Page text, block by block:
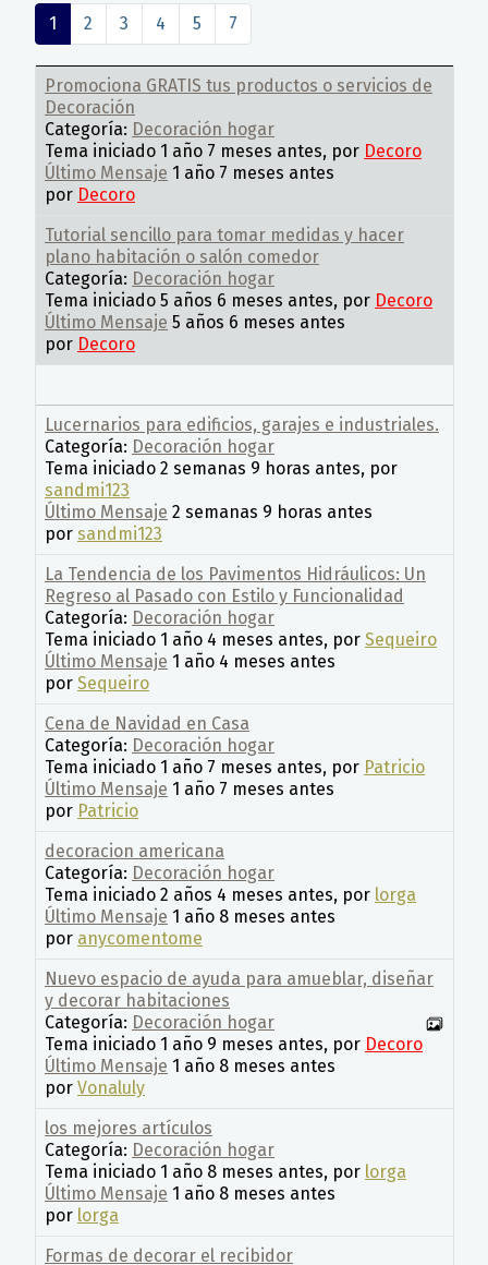
1 2 3 4 5 7
Promociona GRATIS tus productos o servicios de
Decoración
Categoría: Decoración hogar
Tema iniciado 1 año 7 meses antes, por Decoro
Último Mensaje 1 año 7 meses antes
por Decoro
Tutorial sencillo para tomar medidas y hacer
plano habitación o salón comedor
Categoría: Decoración hogar
Tema iniciado 5 años 6 meses antes, por Decoro
Último Mensaje 5 años 6 meses antes
por Decoro
Lucernarios para edificios, garajes e industriales.
Categoría: Decoración hogar
Tema iniciado 2 semanas 9 horas antes, por
sandmi123
Último Mensaje 2 semanas 9 horas antes
por sandmi123
La Tendencia de los Pavimentos Hidráulicos: Un
Regreso al Pasado con Estilo y Funcionalidad
Categoría: Decoración hogar
Tema iniciado 1 año 4 meses antes, por Sequeiro
Último Mensaje 1 año 4 meses antes
por Sequeiro
Cena de Navidad en Casa
Categoría: Decoración hogar
Tema iniciado 1 año 7 meses antes, por Patricio
Último Mensaje 1 año 7 meses antes
por Patricio
decoracion americana
Categoría: Decoración hogar
Tema iniciado 2 años 4 meses antes, por lorga
Último Mensaje 1 año 8 meses antes
por anycomentome
Nuevo espacio de ayuda para amueblar, diseñar
y decorar habitaciones
Categoría: Decoración hogar
Tema iniciado 1 año 9 meses antes, por Decoro
Último Mensaje 1 año 8 meses antes
por Vonaluly
los mejores artículos
Categoría: Decoración hogar
Tema iniciado 1 año 8 meses antes, por lorga
Último Mensaje 1 año 8 meses antes
por lorga
Formas de decorar el recibidor